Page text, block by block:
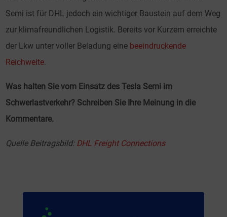
Semi ist für DHL jedoch ein wichtiger Baustein auf dem Weg
zur klimafreundlichen Logistik. Bereits vor Kurzem erreichte
der Lkw unter voller Beladung eine beeindruckende
Reichweite.
Was halten Sie vom Einsatz des Tesla Semi im
Schwerlastverkehr? Schreiben Sie Ihre Meinung in die
Kommentare.
Quelle Beitragsbild: DHL Freight Connections